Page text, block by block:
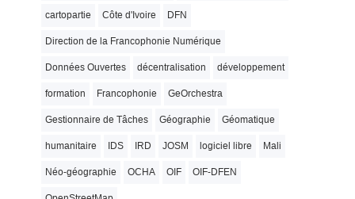
cartopartie Côte d'Ivoire DFN
Direction de la Francophonie Numérique
Données Ouvertes décentralisation développement
formation Francophonie GeOrchestra
Gestionnaire de Tâches Géographie Géomatique
humanitaire IDS IRD JOSM logiciel libre Mali
Néo-géographie OCHA OIF OIF-DFEN